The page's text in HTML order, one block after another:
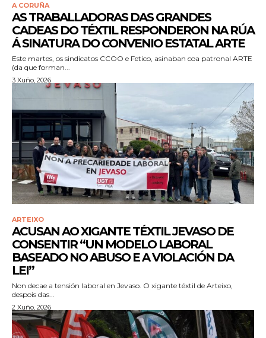
A CORUÑA
AS TRABALLADORAS DAS GRANDES
CADEAS DO TÉXTIL RESPONDERON NA RÚA
Á SINATURA DO CONVENIO ESTATAL ARTE
Este martes, os sindicatos CCOO e Fetico, asinaban coa patronal ARTE
(da que forman...
3 Xuño, 2026
ARTEIXO
ACUSAN AO XIGANTE TÉXTIL JEVASO DE
CONSENTIR “UN MODELO LABORAL
BASEADO NO ABUSO E A VIOLACIÓN DA
LEI”
Non decae a tensión laboral en Jevaso. O xigante téxtil de Arteixo,
despois das...
2 Xuño, 2026